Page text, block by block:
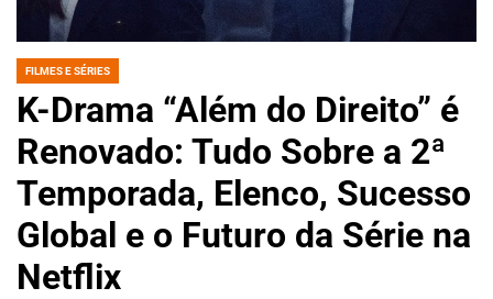
POSTED
FILMES E SÉRIES
K-Drama “Além do Direito” é
Renovado: Tudo Sobre a 2ª
Temporada, Elenco, Sucesso
Global e o Futuro da Série na
Netflix